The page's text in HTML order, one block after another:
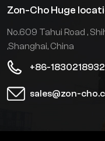
مناولة المواد الطويلة
Zon-Cho Huge
No.609 Tahui Road ,
,Shanghai, China
+86-
sales@zon-